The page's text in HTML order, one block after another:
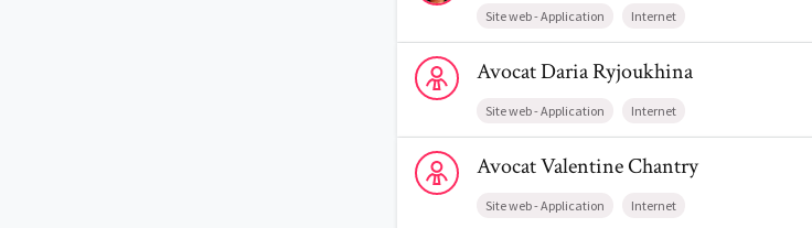
Site web - Application Internet
Voir le profil de AvocatDaria Ryjoukhina
AvocatDariaRyjoukhina
Site web - Application Internet
Voir le profil de AvocatValentine Chantry
AvocatValentineChantry
Site web - Application Internet